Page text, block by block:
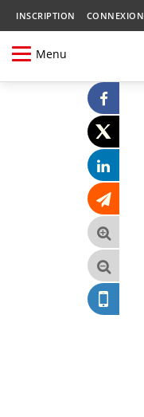
INSCRIPTION CONNEXION
Menu